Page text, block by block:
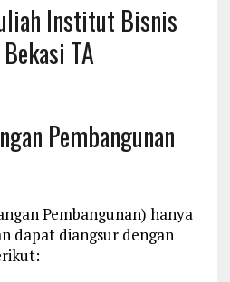
Institut Bisnis
TA
Pembangunan
Pembangunan) hanya
dapat diangsur dengan